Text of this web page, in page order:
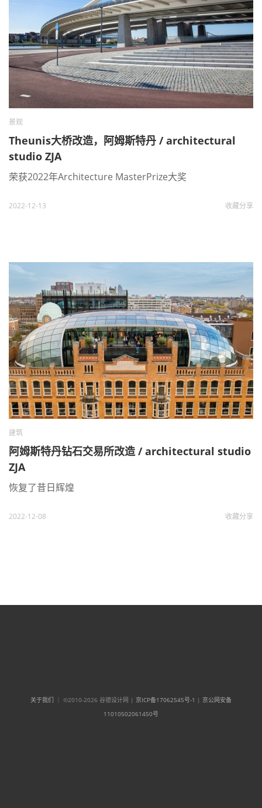
景观
Theunis大桥改造，阿姆斯特丹 / architectural
studio ZJA
荣获2022年Architecture MasterPrize大奖
2022-12-13 收藏分享
建筑
阿姆斯特丹钻石交易所改造 / architectural studio
ZJA
恢复了昔日辉煌
2022-12-08 收藏分享
关于我们 ｜ ©2010-2026 谷德设计网 | 京ICP备17062545号-1 | 京公网安备
11010502061450号